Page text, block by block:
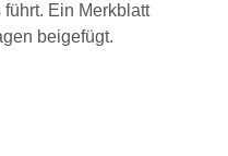
Ein Merkblatt
beigefügt.